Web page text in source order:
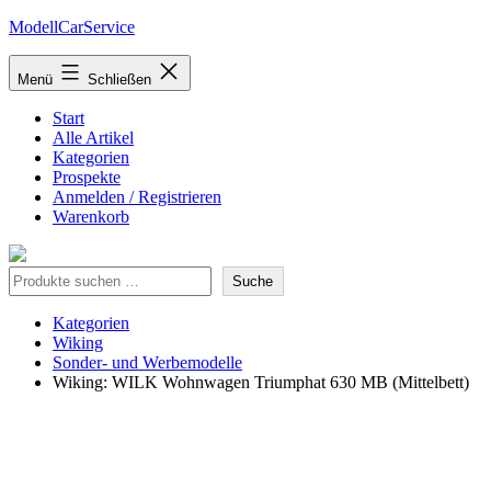
Zum
springen
ModellCarService
Menü Schließen
Start
Alle Artikel
Kategorien
Prospekte
Anmelden / Registrieren
Warenkorb
Suche Suche
Kategorien
Wiking
Sonder- und Werbemodelle
Wiking: WILK Wohnwagen Triumphat 630 MB (Mittelbett)